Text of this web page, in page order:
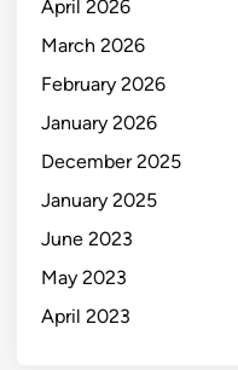
April 2026
March 2026
February 2026
January 2026
December 2025
January 2025
June 2023
May 2023
April 2023